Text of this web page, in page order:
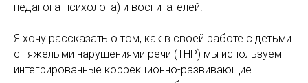
педагога-психолога) и воспитателей.
Я хочу рассказать о том, как в своей работе с детьми
с тяжелыми нарушениями речи (ТНР) мы используем
интегрированные коррекционно-развивающие